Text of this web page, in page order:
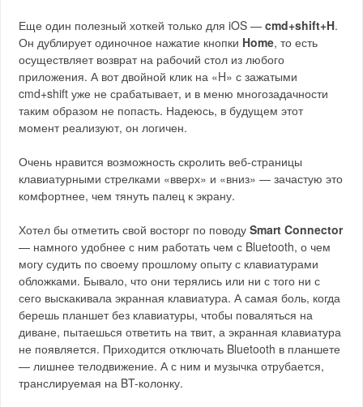
Еще один полезный хоткей только для iOS —cmd+shift+H.
Он дублирует одиночное нажатие кнопки Home, то есть
осуществляет возврат на рабочий стол из любого
приложения. А вот двойной клик на «H» с зажатыми
cmd+shift уже не срабатывает, и в меню многозадачности
таким образом не попасть. Надеюсь, в будущем этот
момент реализуют, он логичен.
Очень нравится возможность скролить веб-страницы
клавиатурными стрелками «вверх» и «вниз» — зачастую это
комфортнее, чем тянуть палец к экрану.
Хотел бы отметить свой восторг по поводуSmart Connector
— намного удобнее с ним работать чем с Bluetooth, о чем
могу судить по своему прошлому опыту с клавиатурами
обложками. Бывало, что они терялись или ни с того ни с
сего выскакивала экранная клавиатура. А самая боль, когда
берешь планшет без клавиатуры, чтобы поваляться на
диване, пытаешься ответить на твит, а экранная клавиатура
не появляется. Приходится отключать Bluetooth в планшете
— лишнее телодвижение. А с ним и музычка отрубается,
транслируемая на BT-колонку.